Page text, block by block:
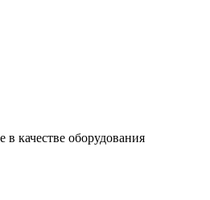
качестве оборудования